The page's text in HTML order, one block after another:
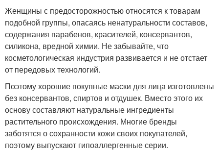
Женщины с предосторожностью относятся к товарам
подобной группы, опасаясь ненатуральности составов,
содержания парабенов, красителей, консервантов,
силикона, вредной химии. Не забывайте, что
косметологическая индустрия развивается и не отстает
от передовых технологий.
Поэтому хорошие покупные маски для лица изготовлены
без консервантов, спиртов и отдушек. Вместо этого их
основу составляют натуральные ингредиенты
растительного происхождения. Многие бренды
заботятся о сохранности кожи своих покупателей,
поэтому выпускают гипоаллергенные серии.